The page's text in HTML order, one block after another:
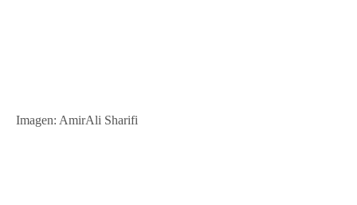
Imagen: AmirAli Sharifi